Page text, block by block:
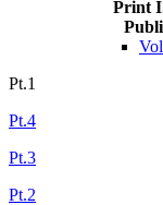
Print
Pt.1
Pt.4
Pt.3
Pt.2